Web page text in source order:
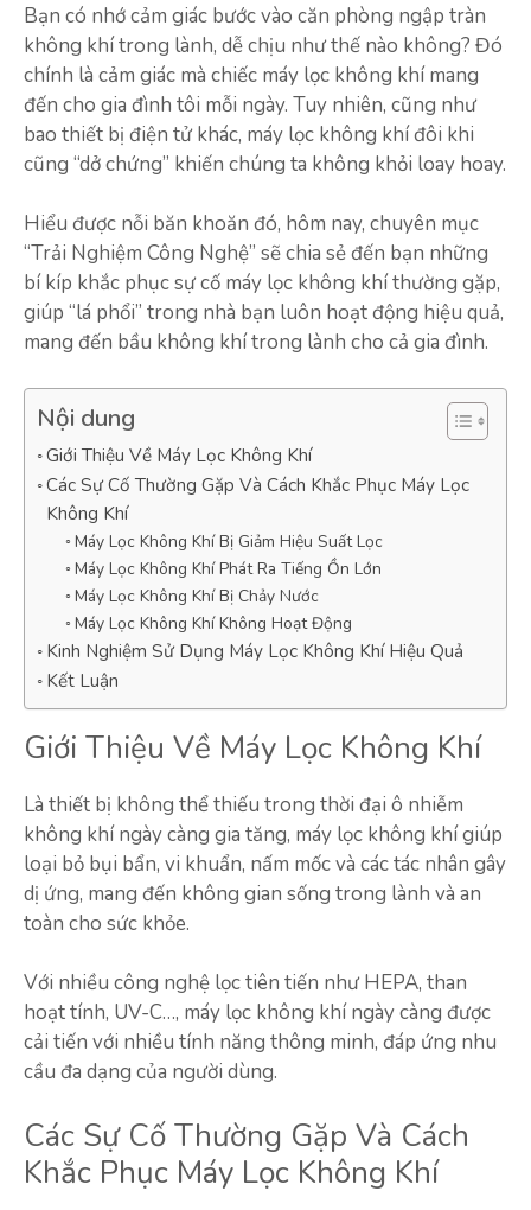
Bạn có nhớ cảm giác bước vào căn phòng ngập tràn
không khí trong lành, dễ chịu như thế nào không? Đó
chính là cảm giác mà chiếc máy lọc không khí mang
đến cho gia đình tôi mỗi ngày. Tuy nhiên, cũng như
bao thiết bị điện tử khác, máy lọc không khí đôi khi
cũng “dở chứng” khiến chúng ta không khỏi loay hoay.
Hiểu được nỗi băn khoăn đó, hôm nay, chuyên mục
“Trải Nghiệm Công Nghệ” sẽ chia sẻ đến bạn những
bí kíp khắc phục sự cố máy lọc không khí thường gặp,
giúp “lá phổi” trong nhà bạn luôn hoạt động hiệu quả,
mang đến bầu không khí trong lành cho cả gia đình.
Nội dung
Giới Thiệu Về Máy Lọc Không Khí
Các Sự Cố Thường Gặp Và Cách Khắc Phục Máy Lọc
Không Khí
Máy Lọc Không Khí Bị Giảm Hiệu Suất Lọc
Máy Lọc Không Khí Phát Ra Tiếng Ồn Lớn
Máy Lọc Không Khí Bị Chảy Nước
Máy Lọc Không Khí Không Hoạt Động
Kinh Nghiệm Sử Dụng Máy Lọc Không Khí Hiệu Quả
Kết Luận
Giới Thiệu Về Máy Lọc Không Khí
Là thiết bị không thể thiếu trong thời đại ô nhiễm
không khí ngày càng gia tăng, máy lọc không khí giúp
loại bỏ bụi bẩn, vi khuẩn, nấm mốc và các tác nhân gây
dị ứng, mang đến không gian sống trong lành và an
toàn cho sức khỏe.
Với nhiều công nghệ lọc tiên tiến như HEPA, than
hoạt tính, UV-C…, máy lọc không khí ngày càng được
cải tiến với nhiều tính năng thông minh, đáp ứng nhu
cầu đa dạng của người dùng.
Các Sự Cố Thường Gặp Và Cách
Khắc Phục Máy Lọc Không Khí